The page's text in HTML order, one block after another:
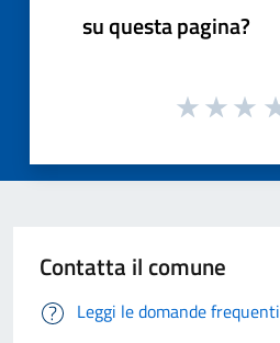
su questa pagina?
Contatta il comune
Leggi le domande frequenti